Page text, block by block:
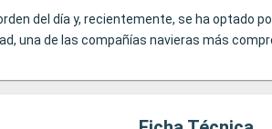
del día y, recientemente, se ha
una de las compañías navieras más